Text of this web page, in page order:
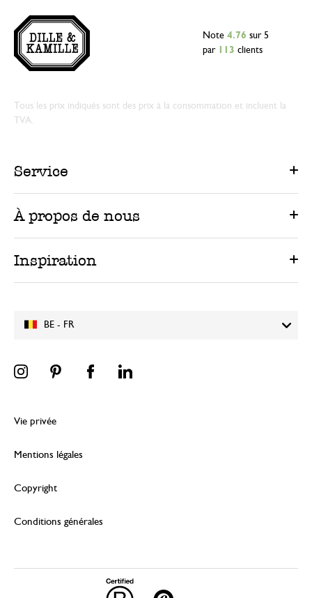
BE - FR
Note 4.76 sur 5
par
113 clients
Tous les prix indiqués sont des prix à la consommation et incluent la
TVA.
Service
À propos de nous
Inspiration
Vie privée
Mentions légales
Copyright
Conditions générales